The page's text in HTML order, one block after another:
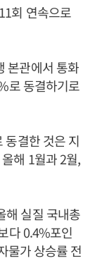
회 연속으로
본관에서 통화
로 동결하기로
동결한 것은 지
해 1월과 2월,
해 실질 국내총
다 0.4%포인
물가 상승률 전